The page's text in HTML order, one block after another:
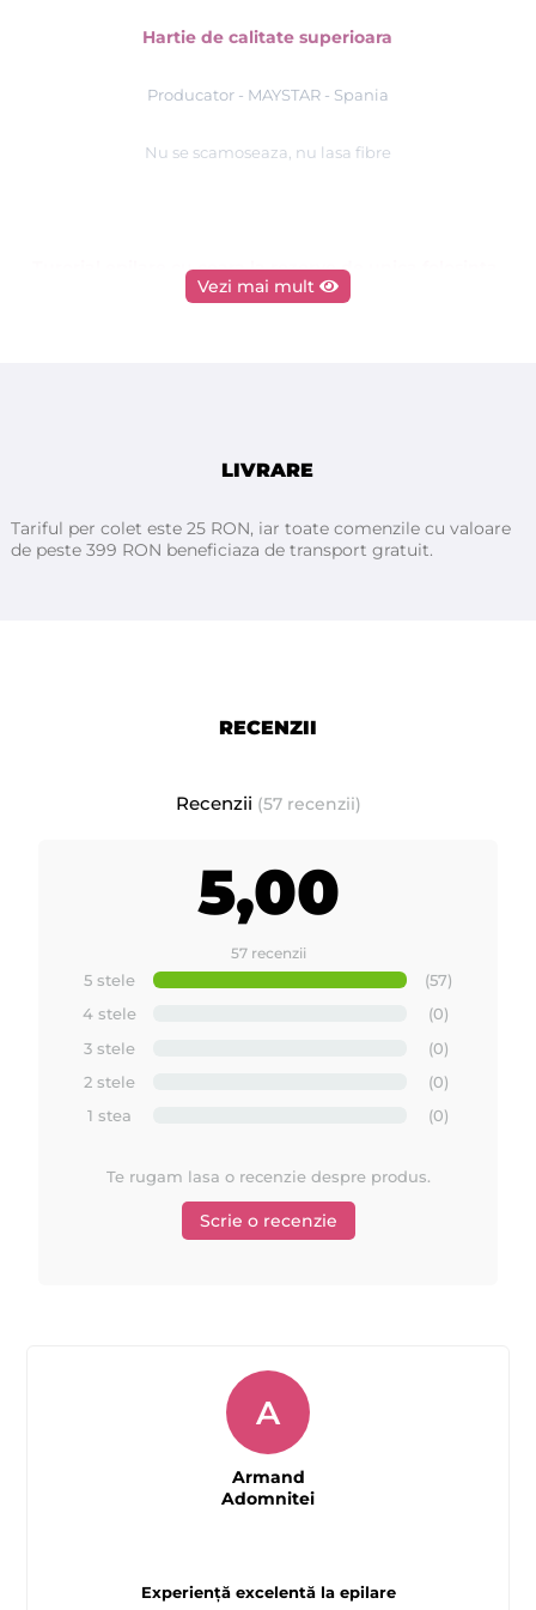
Hartie de calitate superioara
Producator - MAYSTAR - Spania
Nu se scamoseaza, nu lasa fibre
Turorial epilare cu ceara la rezerve de unica folosinta,
ROLL ON - Quickepil
Vezi mai mult
LIVRARE
Tariful per colet este 25 RON, iar toate comenzile cu valoare
de peste 399 RON beneficiaza de transport gratuit.
RECENZII
Recenzii (57 recenzii)
5,00
57 recenzii
5 stele
(57)
4 stele
(0)
3 stele
(0)
2 stele
(0)
1 stea
(0)
Te rugam lasa o recenzie despre produs.
Scrie o recenzie
Experiență excelentă la epilare
A
Armand
Adomnitei